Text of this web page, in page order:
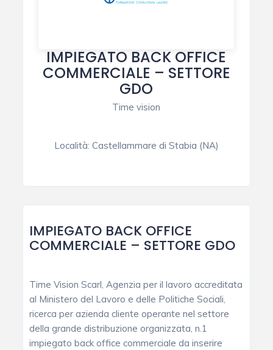
IMPIEGATO BACK OFFICE
COMMERCIALE – SETTORE
GDO
Time vision
Località: Castellammare di Stabia (NA)
IMPIEGATO BACK OFFICE
COMMERCIALE – SETTORE GDO
Time Vision Scarl, Agenzia per il lavoro accreditata
al Ministero del Lavoro e delle Politiche Sociali,
ricerca per azienda cliente operante nel settore
della grande distribuzione organizzata, n.1
impiegato back office commerciale da inserire